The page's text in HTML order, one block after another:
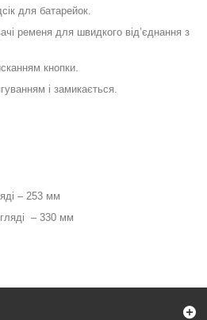
для батарейок.
ременя для швидкого від’єднання з
кнопки.
і замикається.
– 253 мм
– 330 мм